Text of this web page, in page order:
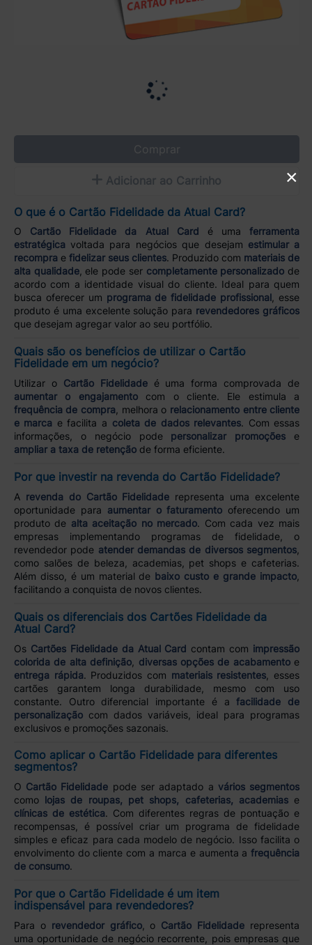
Comprar
Adicionar ao Carrinho
O que é o Cartão Fidelidade da Atual Card?
O Cartão Fidelidade da Atual Card é umaferramenta
estratégicavoltada para negócios que desejam estimular a
recomprae fidelizar seus clientes. Produzido com materiais de
alta qualidade, ele pode ser completamente personalizado de
acordo com a identidade visual do cliente. Ideal para quem
busca oferecer um programa de fidelidade profissional, esse
produto é uma excelente solução para revendedores gráficos
que desejam agregar valor ao seu portfólio.
Quais são os benefícios de utilizar o Cartão
Fidelidade em um negócio?
Utilizar o Cartão Fidelidadeé uma forma comprovada de
aumentar o engajamentocom o cliente. Ele estimula a
frequência de compra , melhora o relacionamento entre cliente
e marca e facilita a coleta de dados relevantes. Com essas
informações, o negócio pode personalizar promoções e
ampliar a taxa de retençãode forma eficiente.
Por que investir na revenda do Cartão Fidelidade?
A revenda do Cartão Fidelidade representa uma excelente
oportunidade para aumentar o faturamento oferecendo um
produto de alta aceitação no mercado. Com cada vez mais
empresas implementando programas de fidelidade, o
revendedor pode atender demandas de diversos segmentos
como salões de beleza, academias, pet shops e cafeterias.
Além disso, é um material de baixo custo e grande impacto
facilitando a conquista de novos clientes.
Quais os diferenciais dos Cartões Fidelidade da
Atual Card?
Os Cartões Fidelidade da Atual Card contam com impressão
colorida de alta definição
diversas opções de acabamentoe
entrega rápida. Produzidos com materiais resistentes , esses
cartões garantem longa durabilidade, mesmo com uso
constante. Outro diferencial importante é afacilidade de
personalizaçãocom dados variáveis, ideal para programas
exclusivos e promoções sazonais.
Como aplicar o Cartão Fidelidade para diferentes
segmentos?
O Cartão Fidelidade pode ser adaptado a vários segmentos
como lojas de roupas, pet shops, cafeterias, academiase
clínicas de estética. Com diferentes regras de pontuação e
recompensas, é possível criar um programa de fidelidade
simples e eficaz para cada modelo de negócio. Isso facilita o
envolvimento do cliente com a marca e aumenta afrequência
de consumo.
Por que o Cartão Fidelidade é um item
indispensável para revendedores?
Para o revendedor gráfico, o Cartão Fidelidade representa
uma oportunidade de negócio recorrente, pois empresas que
×